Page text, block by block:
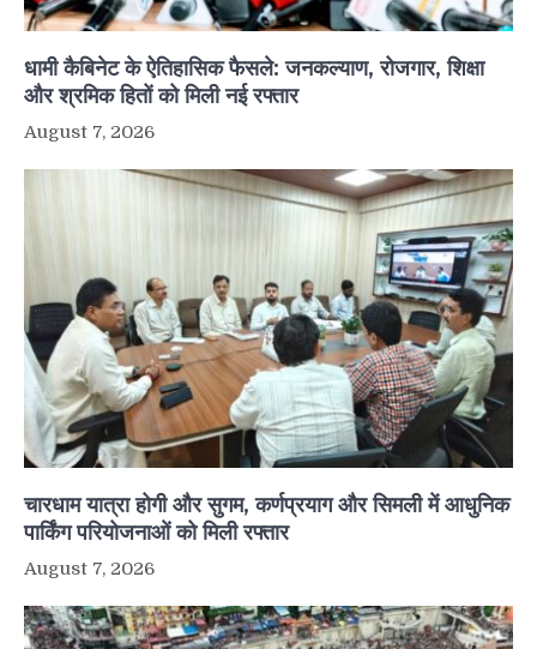
धामी कैबिनेट के ऐतिहासिक फैसले: जनकल्याण, रोजगार, शिक्षा
और श्रमिक हितों को मिली नई रफ्तार
August 7, 2026
चारधाम यात्रा होगी और सुगम, कर्णप्रयाग और सिमली में आधुनिक
पार्किंग परियोजनाओं को मिली रफ्तार
August 7, 2026